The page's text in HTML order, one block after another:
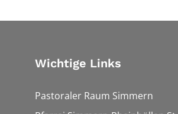
Wichtige Links
Pastoraler Raum Simmern